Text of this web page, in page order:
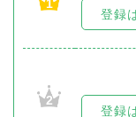
1
登録
2
登録